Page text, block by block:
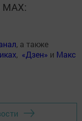
MАХ:
, а также
, «Дзен» и Макс